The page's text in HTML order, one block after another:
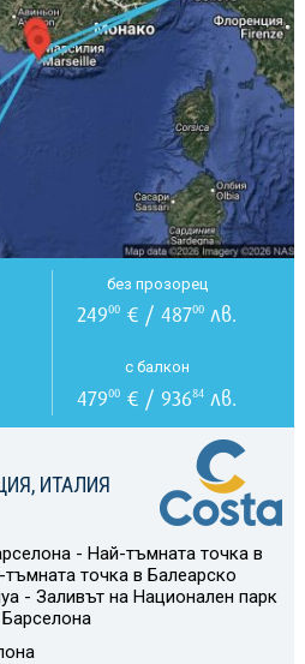
ИТАЛИЯ
- Най-тъмната точка в
точка в Балеарско
- Заливът на Национален парк
без прозорец
24900 € / 48700 лв.
с балкон
47900 € / 93684 лв.